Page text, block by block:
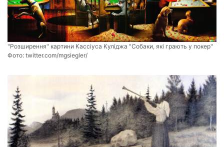
"Розширення" картини Кассіуса Куліджа "Собаки, які грають у покер"
Фото: twitter.com/mgsiegler/